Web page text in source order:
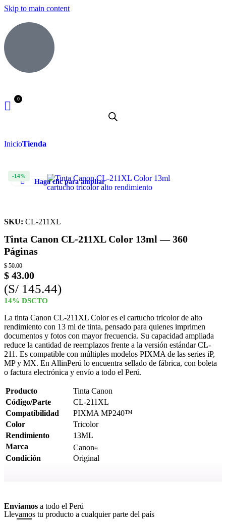
Skip to main content
InicioTienda
-14%
Haga clic para ampliar
SKU: CL-211XL
Tinta Canon CL-211XL Color 13ml — 360
Páginas
$50.00
$ 43.00
(S/ 145.44)
14% DSCTO
La tinta Canon CL-211XL Color es el cartucho tricolor de alto
rendimiento con 13 ml de tinta, pensado para quienes imprimen
documentos y fotos con mayor frecuencia. Su capacidad ampliada
reduce la cantidad de reemplazos frente a la versión estándar CL-
211. Es compatible con múltiples modelos PIXMA de las series iP,
MP y MX. En AllinPerú lo encuentra sellado de fábrica, con boleta
o factura electrónica y envío a todo el Perú.
Producto
Tinta Canon
Código/Parte
CL-211XL
Compatibilidad
PIXMA MP240™
Color
Tricolor
Rendimiento
13ML
Marca
Canon®
Condición Original
Enviamos a todo el Perú
Llevamos tu producto a cualquier parte del país